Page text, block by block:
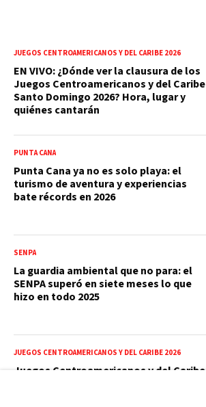
JUEGOS CENTROAMERICANOS Y DEL CARIBE 2026
EN VIVO: ¿Dónde ver la clausura de los
Juegos Centroamericanos y del Caribe
Santo Domingo 2026? Hora, lugar y
quiénes cantarán
PUNTA CANA
Punta Cana ya no es solo playa: el
turismo de aventura y experiencias
bate récords en 2026
SENPA
La guardia ambiental que no para: el
SENPA superó en siete meses lo que
hizo en todo 2025
JUEGOS CENTROAMERICANOS Y DEL CARIBE 2026
Juegos Centroamericanos y del Caribe